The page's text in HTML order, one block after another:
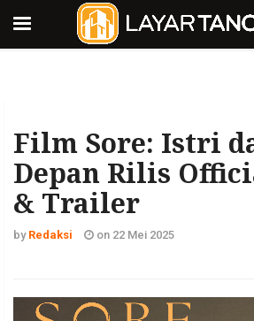
Film Sore: Istri
Depan Rilis
& Trailer
by Redaksi on 22 Mei 2025